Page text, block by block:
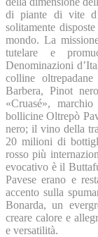
di piante di vite
solitamente
mondo. La
tutelare e
Denominazioni
colline
Barbera, Pinot
«Cruasé»,
bollicine Oltrepò
nero; il vino della
20 milioni di
rosso più
evocativo è il
Pavese erano e
accento sulla
Bonarda, un
creare calore e
e versatilità.